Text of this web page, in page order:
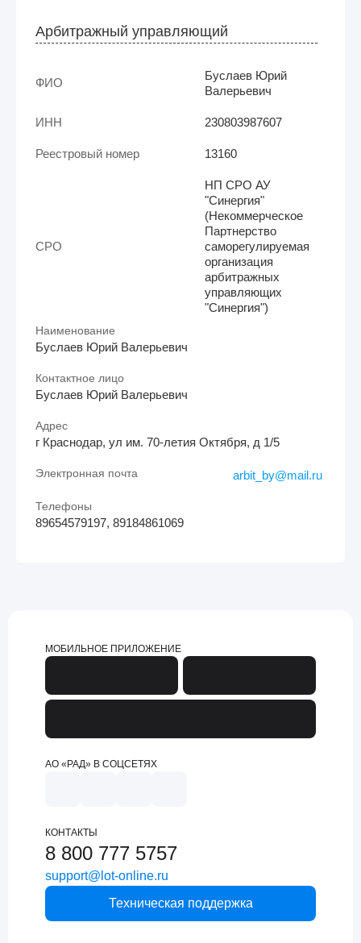
Арбитражный управляющий
ФИО
Буслаев Юрий
Валерьевич
ИНН 230803987607
Реестровый номер 13160
СРО
НП СРО АУ
"Синергия"
(Некоммерческое
Партнерство
саморегулируемая
организация
арбитражных
управляющих
"Синергия")
Наименование
Буслаев Юрий Валерьевич
Контактное лицо
Буслаев Юрий Валерьевич
Адрес
г Краснодар, ул им. 70-летия Октября, д 1/5
Электронная почта arbit_by@mail.ru
Телефоны
89654579197, 89184861069
МОБИЛЬНОЕ ПРИЛОЖЕНИЕ
АО «РАД» В СОЦСЕТЯХ
КОНТАКТЫ
8 800 777 5757
support@lot-online.ru
Техническая поддержка